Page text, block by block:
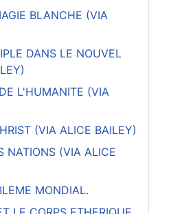
BLANCHE (VIA
DANS LE NOUVEL
L'HUMANITE (VIA
(VIA ALICE BAILEY)
NATIONS (VIA ALICE
MONDIAL.